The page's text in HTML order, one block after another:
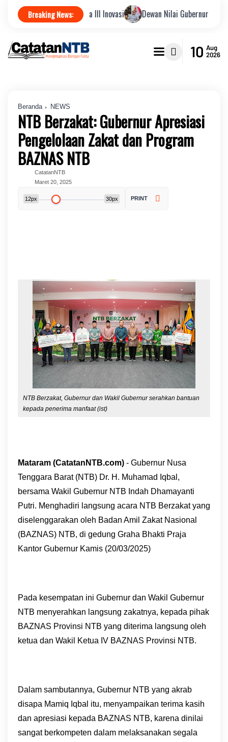
Breaking News:
Raih Juara III Inovasi Dewan Nilai Gubernur Figur Tepat Pimpin
10 Aug
2026
Beranda NEWS
NTB Berzakat: Gubernur Apresiasi
Pengelolaan Zakat dan Program
BAZNAS NTB
CatatanNTB
Maret 20, 2025
12px 30px PRINT
NTB Berzakat, Gubernur dan Wakil Gubernur serahkan bantuan
kepada penerima manfaat (ist)
Mataram (CatatanNTB.com) - Gubernur Nusa
Tenggara Barat (NTB) Dr. H. Muhamad Iqbal,
bersama Wakil Gubernur NTB Indah Dhamayanti
Putri. Menghadiri langsung acara NTB Berzakat yang
diselenggarakan oleh Badan Amil Zakat Nasional
(BAZNAS) NTB, di gedung Graha Bhakti Praja
Kantor Gubernur Kamis (20/03/2025)
Pada kesempatan ini Gubernur dan Wakil Gubernur
NTB menyerahkan langsung zakatnya, kepada pihak
BAZNAS Provinsi NTB yang diterima langsung oleh
ketua dan Wakil Ketua IV BAZNAS Provinsi NTB.
Dalam sambutannya, Gubernur NTB yang akrab
disapa Mamiq Iqbal itu, menyampaikan terima kasih
dan apresiasi kepada BAZNAS NTB, karena dinilai
sangat berkompeten dalam melaksanakan segala